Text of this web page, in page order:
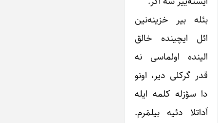
بئله بیر خزینه‌نین
ائل ایچینده خالق
الینده اولماسی نه
قدر گرکلی دیر، اونو
دا سؤزله کلمه ایله
اَداتلا دئیه بیلمَرم.